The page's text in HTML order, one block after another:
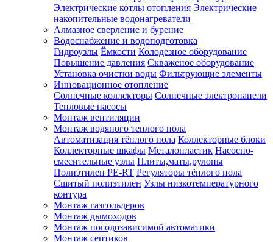
Электрические котлы отопления Электрические
накопительные водонагреватели
Алмазное сверление и бурение
Водоснабжение и водоподготовка
Гидроузлы Ёмкости Колодезное оборудование
Повышение давления Скваженое оборудование
Установка очистки воды Фильтрующие элементы
Инновационное отопление
Солнечные коллекторы Солнечные электропанели
Тепловые насосы
Монтаж вентиляции
Монтаж водяного теплого пола
Автоматизация тёплого пола Коллекторные блоки
Коллекторные шкафы Металопластик Насосно-
смесительные узлы Плиты,маты,рулоны
Полиэтилен PE-RT Регуляторы тёплого пола
Сшитый полиэтилен Узлы низкотемпературного
контура
Монтаж газгольдеров
Монтаж дымоходов
Монтаж погодозависимой автоматики
Монтаж септиков